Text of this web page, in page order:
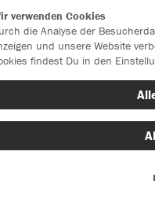
verwenden Cookies
die Analyse der
und unsere Website
findest Du in den